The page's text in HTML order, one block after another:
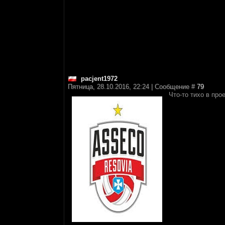
pacjent1972
Пятница, 28.10.2016, 22:24 | Сообщение # 79
Что-то тихо в